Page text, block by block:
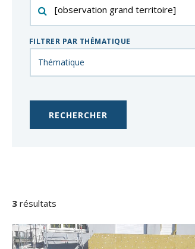
par
clés
FILTRER PAR THÉMATIQUE
DE
LA
RECHERCHE
3 résultats